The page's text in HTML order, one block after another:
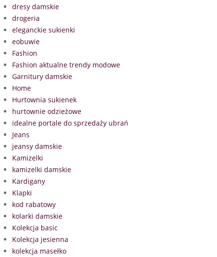
dresy damskie
drogeria
eleganckie sukienki
eobuwie
Fashion
Fashion aktualne trendy modowe
Garnitury damskie
Home
Hurtownia sukienek
hurtownie odzieżowe
idealne portale do sprzedaży ubrań
Jeans
jeansy damskie
Kamizelki
kamizelki damskie
Kardigany
Klapki
kod rabatowy
kolarki damskie
Kolekcja basic
Kolekcja jesienna
kolekcja masełko